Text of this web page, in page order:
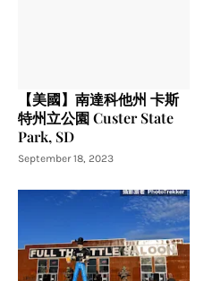
【美國】南達科他州 卡斯
特州立公園 Custer State
Park, SD
September 18, 2023